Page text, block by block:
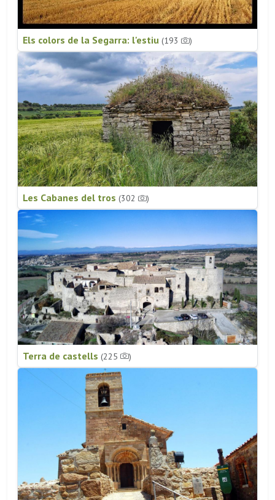
Els colors de la Segarra: l'estiu (193 )
Les Cabanes del tros (302 )
Terra de castells (225 )